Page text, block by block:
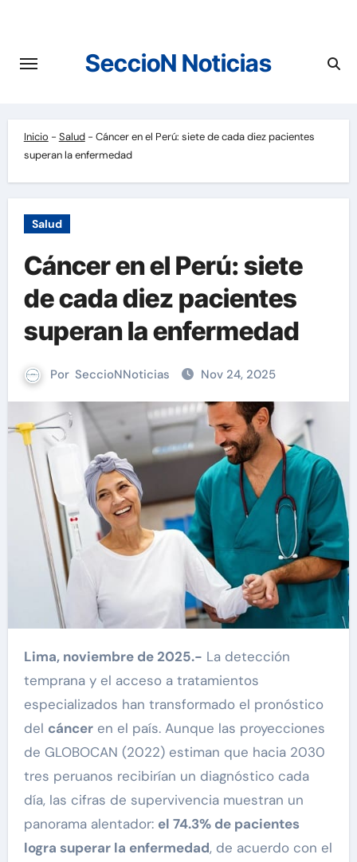
contenido
SeccioN Noticias
Inicio - Salud- Cáncer en el Perú: siete de cada diez pacientes
superan la enfermedad
Salud
Cáncer en el Perú: siete
de cada diez pacientes
superan la enfermedad
Por SeccioNNoticias Nov 24, 2025
Lima, noviembre de 2025.- La detección
temprana y el acceso a tratamientos
especializados han transformado el pronóstico
del cánceren el país. Aunque las proyecciones
de GLOBOCAN (2022) estiman que hacia 2030
tres peruanos recibirían un diagnóstico cada
día, las cifras de supervivencia muestran un
panorama alentador: el 74.3% de pacientes
logra superar la enfermedad, de acuerdo con el